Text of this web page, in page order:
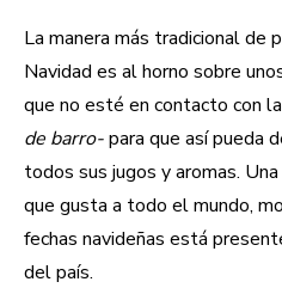
La manera más tradicional de
Navidad es al horno sobre
que no esté en contacto con
de barro-para que así pueda
todos sus jugos y aromas.
que gusta a todo el mundo,
fechas navideñas está
del país.